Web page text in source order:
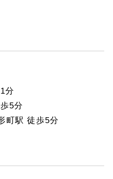
分
5分
町駅 徒歩5分